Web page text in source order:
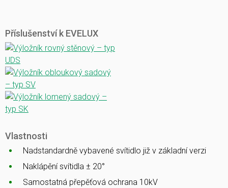
Příslušenství k EVELUX
Vlastnosti
Nadstandardně vybavené svítidlo již v základní verzi
Naklápění svítidla ± 20°
Samostatná přepěťová ochrana 10kV